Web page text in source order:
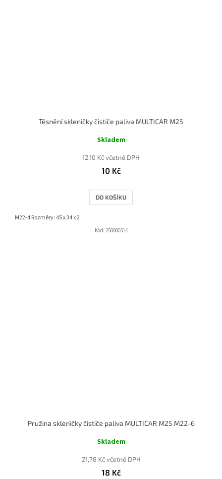
Těsnění skleničky čističe paliva MULTICAR M25
Skladem
12,10 Kč včetně DPH
10 Kč
DO KOŠÍKU
M22-4 Rozměry: 45 x 34 x 2
Kód: 250000514
Pružina skleničky čističe paliva MULTICAR M25 M22-6
Skladem
21,78 Kč včetně DPH
18 Kč